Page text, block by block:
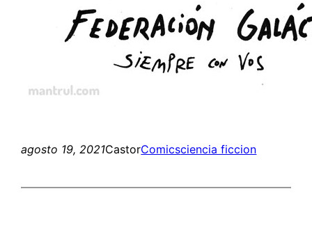
agosto 19, 2021CastorComicsciencia ficcion